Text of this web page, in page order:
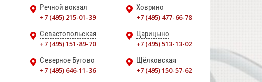
Речной вокзал
+7 (495) 215-01-39
Ховрино
+7 (495) 477-66-78
Севастопольская
+7 (495) 151-89-70
Царицыно
+7 (495) 513-13-02
Северное Бутово
+7 (495) 646-11-36
Щёлковская
+7 (495) 150-57-62